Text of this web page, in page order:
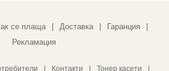
се плаща Доставка Гаранция
Рекламация
| Контакти | Тонер касети |